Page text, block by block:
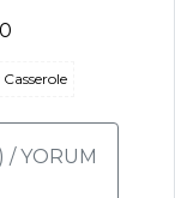
) / YORUM